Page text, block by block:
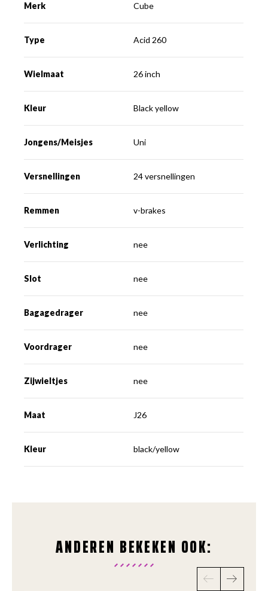
Merk Cube
Type Acid 260
Wielmaat 26 inch
Kleur Black yellow
Jongens/Meisjes Uni
Versnellingen 24 versnellingen
Remmen v-brakes
Verlichting nee
Slot nee
Bagagedrager nee
Voordrager nee
Zijwieltjes nee
Maat J26
Kleur black/yellow
ANDEREN BEKEKEN OOK: